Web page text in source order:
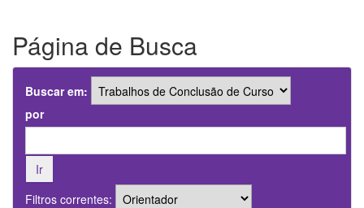
Página de Busca
Buscar em:
por
Filtros correntes: